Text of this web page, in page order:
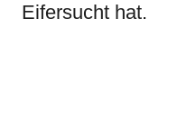
Eifersucht hat.